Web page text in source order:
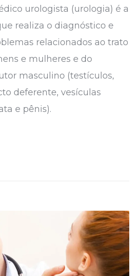
urologista (urologia) é a
realiza o diagnóstico e
relacionados ao trato
e mulheres e do
masculino (testículos,
deferente, vesículas
e pênis).